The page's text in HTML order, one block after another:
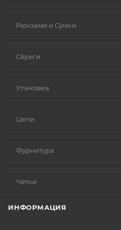
Рюкзами и Сумки
Серьги
Упаковка
Цепи
Фурнитура
Чётки
ИНФОРМАЦИЯ